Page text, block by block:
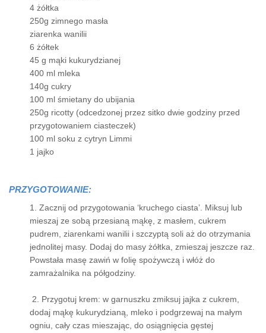
4 żółtka
250g zimnego masła
ziarenka wanilii
6 żółtek
45 g mąki kukurydzianej
400 ml mleka
140g cukry
100 ml śmietany do ubijania
250g ricotty (odcedzonej przez sitko dwie godziny przed
przygotowaniem ciasteczek)
100 ml soku z cytryn Limmi
1 jajko
PRZYGOTOWANIE:
1. Zacznij od przygotowania ‘kruchego ciasta’. Miksuj lub
mieszaj ze sobą przesianą mąkę, z masłem, cukrem
pudrem, ziarenkami wanilii i szczyptą soli aż do otrzymania
jednolitej masy. Dodaj do masy żółtka, zmieszaj jeszcze raz.
Powstała masę zawiń w folię spożywczą i włóż do
zamrażalnika na półgodziny.
2. Przygotuj krem: w garnuszku zmiksuj jajka z cukrem,
dodaj mąkę kukurydzianą, mleko i podgrzewaj na małym
ogniu, cały czas mieszając, do osiągnięcia gęstej